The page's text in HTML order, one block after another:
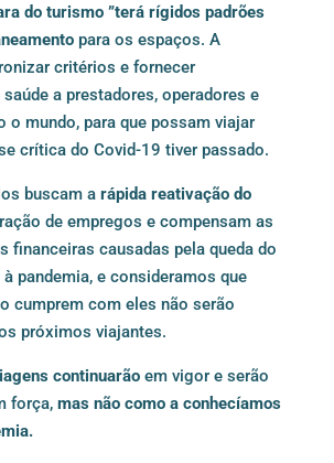
do turismo ”terá rígidos padrões
para os espaços. A
critérios e fornecer
a prestadores, operadores e
o mundo, para que possam viajar
crítica do Covid-19 tiver passado.
buscam arápida reativação do
de empregos e compensam as
financeiras causadas pela queda do
pandemia, e consideramos que
cumprem com eles não serão
próximos viajantes.
continuarãoem vigor e serão
força, mas não como a conhecíamos